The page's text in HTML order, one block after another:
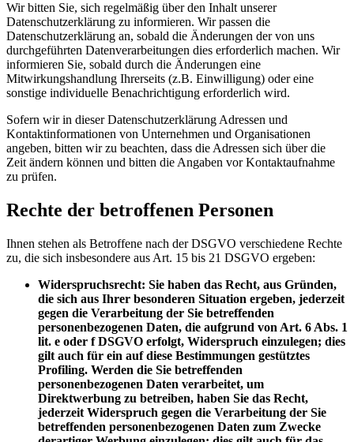
Wir bitten Sie, sich regelmäßig über den Inhalt unserer
Datenschutzerklärung zu informieren. Wir passen die
Datenschutzerklärung an, sobald die Änderungen der von uns
durchgeführten Datenverarbeitungen dies erforderlich machen. Wir
informieren Sie, sobald durch die Änderungen eine
Mitwirkungshandlung Ihrerseits (z.B. Einwilligung) oder eine
sonstige individuelle Benachrichtigung erforderlich wird.
Sofern wir in dieser Datenschutzerklärung Adressen und
Kontaktinformationen von Unternehmen und Organisationen
angeben, bitten wir zu beachten, dass die Adressen sich über die
Zeit ändern können und bitten die Angaben vor Kontaktaufnahme
zu prüfen.
Rechte der betroffenen Personen
Ihnen stehen als Betroffene nach der DSGVO verschiedene Rechte
zu, die sich insbesondere aus Art. 15 bis 21 DSGVO ergeben:
Widerspruchsrecht: Sie haben das Recht, aus Gründen,
die sich aus Ihrer besonderen Situation ergeben, jederzeit
gegen die Verarbeitung der Sie betreffenden
personenbezogenen Daten, die aufgrund von Art. 6 Abs. 1
lit. e oder f DSGVO erfolgt, Widerspruch einzulegen; dies
gilt auch für ein auf diese Bestimmungen gestütztes
Profiling. Werden die Sie betreffenden
personenbezogenen Daten verarbeitet, um
Direktwerbung zu betreiben, haben Sie das Recht,
jederzeit Widerspruch gegen die Verarbeitung der Sie
betreffenden personenbezogenen Daten zum Zwecke